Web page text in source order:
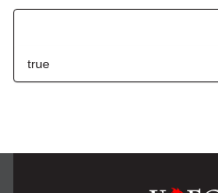
true